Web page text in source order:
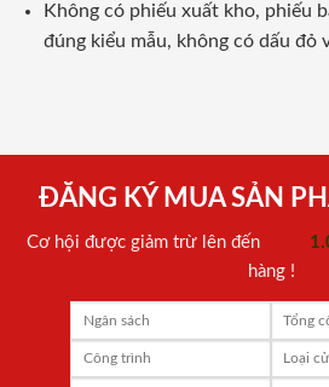
Không có phiếu xuất kho, phiếu
đúng kiểu mẫu, không có dấu đỏ
ĐĂNG KÝ MUA SẢN
Cơ hội được giảm trừ lên đến
hàng !